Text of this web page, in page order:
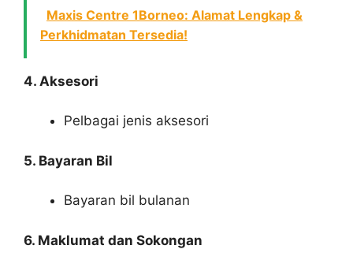
Maxis Centre 1Borneo: Alamat Lengkap &
Perkhidmatan Tersedia!
4. Aksesori
Pelbagai jenis aksesori
5. Bayaran Bil
Bayaran bil bulanan
6. Maklumat dan Sokongan